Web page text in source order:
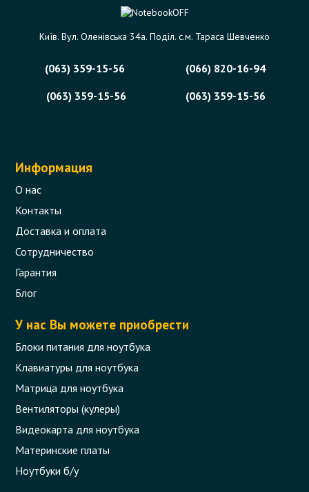
Київ. Вул. Оленівська 34а. Поділ. с.м. Тараса Шевченко
(063) 359-15-56
(066) 820-16-94
(063) 359-15-56
(063) 359-15-56
Информация
О нас
Контакты
Доставка и оплата
Сотрудничество
Гарантия
Блог
У нас Вы можете приобрести
Блоки питания для ноутбука
Клавиатуры для ноутбука
Матрица для ноутбука
Вентиляторы (кулеры)
Видеокарта для ноутбука
Материнские платы
Ноутбуки б/у